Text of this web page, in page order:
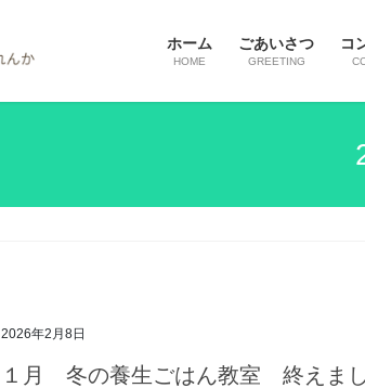
ホーム
HOME
ごあいさつ
GREETING
コ
2026年2月8日
１月 冬の養生ごはん教室 終えま